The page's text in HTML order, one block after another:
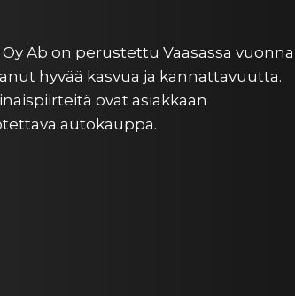
Ab on perustettu Vaasassa vuonna
hyvää kasvua ja kannattavuutta.
ovat asiakkaan
autokauppa.